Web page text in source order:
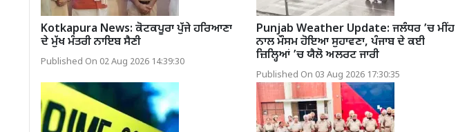
Kotkapura News: ਕੋਟਕਪੂਰਾ ਪੁੱਜੇ ਹਰਿਆਣਾ
ਦੇ ਮੁੱਖ ਮੰਤਰੀ ਨਾਇਬ ਸੈਣੀ
Published On 02 Aug 2026 14:39:30
Punjab Weather Update: ਜਲੰਧਰ ’ਚ ਮੀਂਹ
ਨਾਲ ਮੌਸਮ ਹੋਇਆ ਸੁਹਾਵਣਾ, ਪੰਜਾਬ ਦੇ ਕਈ
ਜ਼ਿਲ੍ਹਿਆਂ ’ਚ ਯੈਲੋ ਅਲਰਟ ਜਾਰੀ
Published On 03 Aug 2026 17:30:35